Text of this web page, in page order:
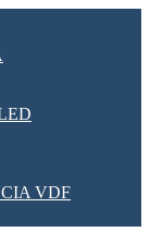
VDF